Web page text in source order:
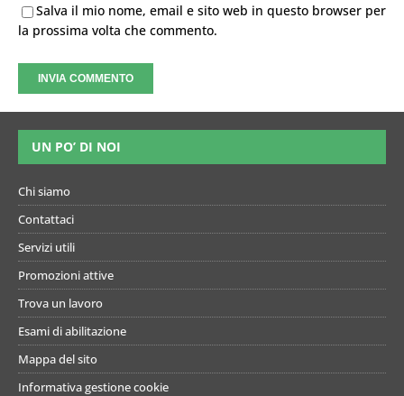
Salva il mio nome, email e sito web in questo browser per
la prossima volta che commento.
UN PO’ DI NOI
Chi siamo
Contattaci
Servizi utili
Promozioni attive
Trova un lavoro
Esami di abilitazione
Mappa del sito
Informativa gestione cookie